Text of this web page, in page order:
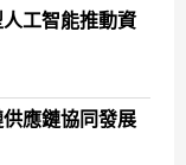
工智能推動資
應鏈協同發展